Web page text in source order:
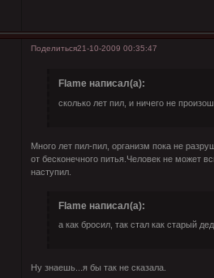
Поделиться21-10-2009 00:35:47
Flame написал(а):
сколько лет пил, и ничего не
Много лет пил-пил, организм пока не
от бесконечного питья.Человек не может
наступил.
Flame написал(а):
а как бросил, так стал как старый
Ну знаешь...я бы так не сказала.